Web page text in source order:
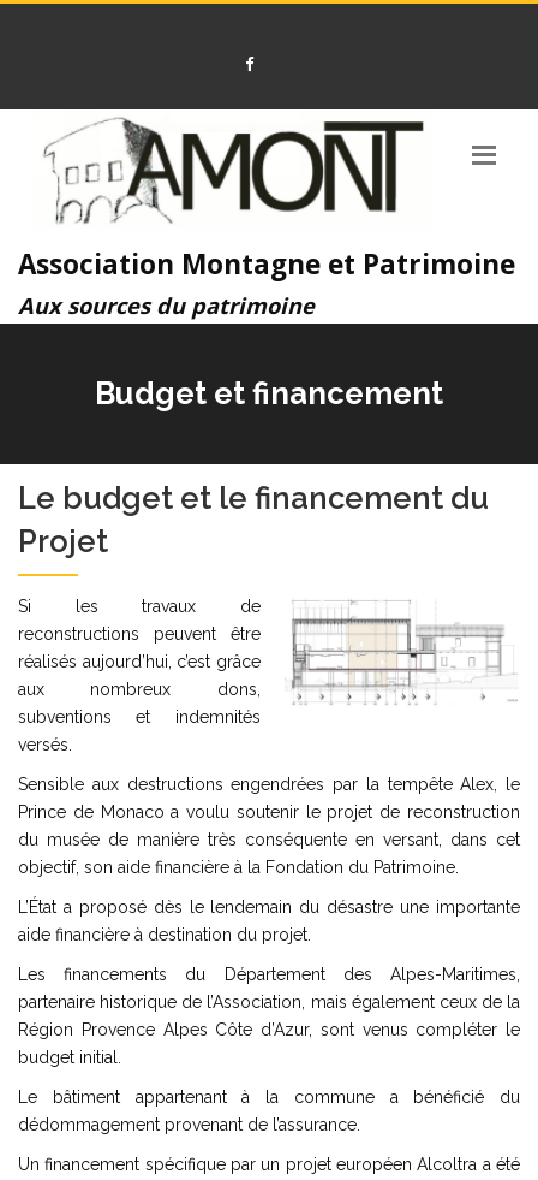
Association Montagne et Patrimoine
Aux sources du patrimoine
Budget et financement
Le budget et le financement du
Projet
Si les travaux de
reconstructions peuvent être
réalisés aujourd’hui, c’est grâce
aux nombreux dons,
subventions et indemnités
versés.
Sensible aux destructions engendrées par la tempête Alex, le
Prince de Monaco a voulu soutenir le projet de reconstruction
du musée de manière très conséquente en versant, dans cet
objectif, son aide financière à la Fondation du Patrimoine.
L’État a proposé dès le lendemain du désastre une importante
aide financière à destination du projet.
Les financements du Département des Alpes-Maritimes,
partenaire historique de l’Association, mais également ceux de la
Région Provence Alpes Côte d’Azur, sont venus compléter le
budget initial.
Le bâtiment appartenant à la commune a bénéficié du
dédommagement provenant de l’assurance.
Un financement spécifique par un projet européen Alcoltra a été